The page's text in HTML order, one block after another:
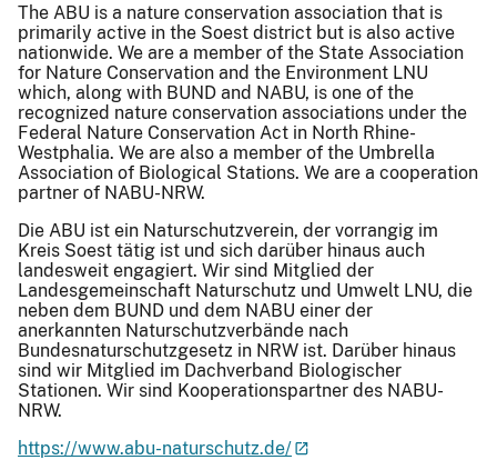
The ABU is a nature conservation association that is
primarily active in the Soest district but is also active
nationwide. We are a member of the State Association
for Nature Conservation and the Environment LNU
which, along with BUND and NABU, is one of the
recognized nature conservation associations under the
Federal Nature Conservation Act in North Rhine-
Westphalia. We are also a member of the Umbrella
Association of Biological Stations. We are a cooperation
partner of NABU-NRW.
Die ABU ist ein Naturschutzverein, der vorrangig im
Kreis Soest tätig ist und sich darüber hinaus auch
landesweit engagiert. Wir sind Mitglied der
Landesgemeinschaft Naturschutz und Umwelt LNU, die
neben dem BUND und dem NABU einer der
anerkannten Naturschutzverbände nach
Bundesnaturschutzgesetz in NRW ist. Darüber hinaus
sind wir Mitglied im Dachverband Biologischer
Stationen. Wir sind Kooperationspartner des NABU-
NRW.
https://www.abu-naturschutz.de/